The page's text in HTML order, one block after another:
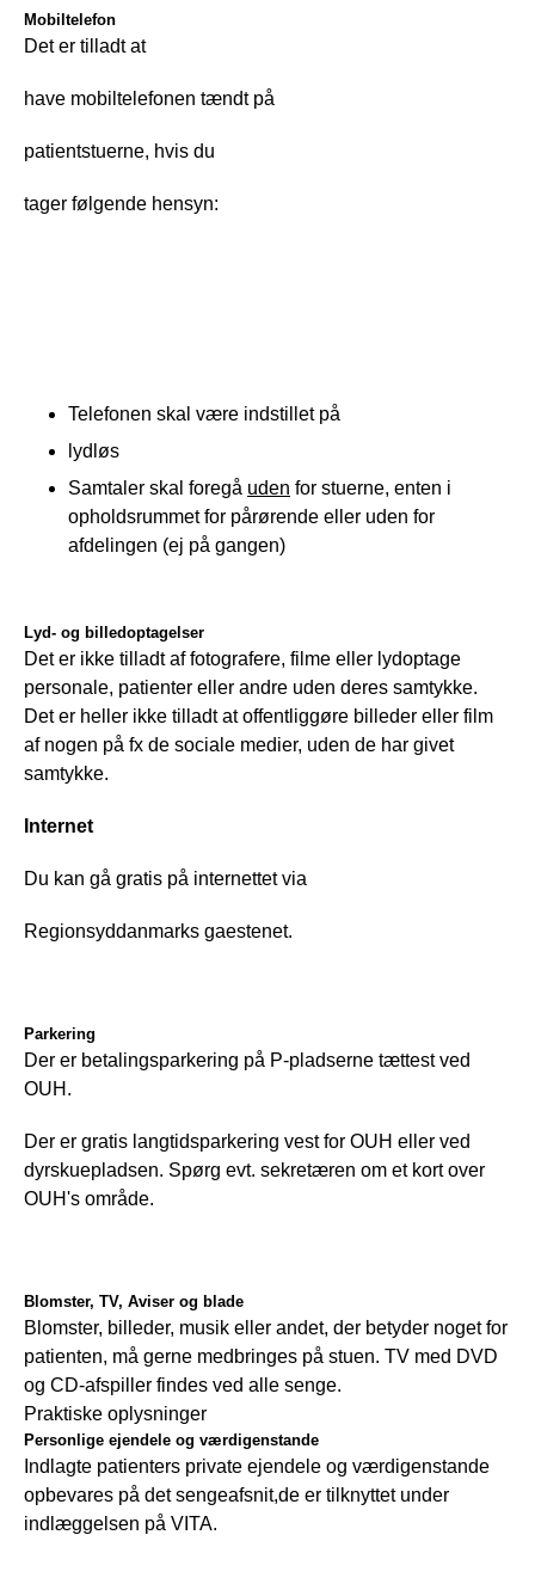
Mobiltelefon
Det er tilladt at
have mobiltelefonen tændt på
patientstuerne, hvis du
tager følgende hensyn:
Telefonen skal være indstillet på
lydløs
Samtaler skal foregå uden for stuerne, enten i
opholdsrummet for pårørende eller uden for
afdelingen (ej på gangen)
Lyd- og billedoptagelser
Det er ikke tilladt af fotografere, filme eller lydoptage
personale, patienter eller andre uden deres samtykke.
Det er heller ikke tilladt at offentliggøre billeder eller film
af nogen på fx de sociale medier, uden de har givet
samtykke.
Internet
Du kan gå gratis på internettet via
Regionsyddanmarks gaestenet.
Parkering
Der er betalingsparkering på P-pladserne tættest ved
OUH.
Der er gratis langtidsparkering vest for OUH eller ved
dyrskuepladsen. Spørg evt. sekretæren om et kort over
OUH's område.
Blomster, TV, Aviser og blade
Blomster, billeder, musik eller andet, der betyder noget for
patienten, må gerne medbringes på stuen. TV med DVD
og CD-afspiller findes ved alle senge.
Praktiske oplysninger
Personlige ejendele og værdigenstande
Indlagte patienters private ejendele og værdigenstande
opbevares på det sengeafsnit,de er tilknyttet under
indlæggelsen på VITA.